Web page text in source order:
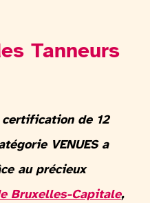
Tanneurs
de 12
VENUES a
au précieux
Bruxelles-Capitale,